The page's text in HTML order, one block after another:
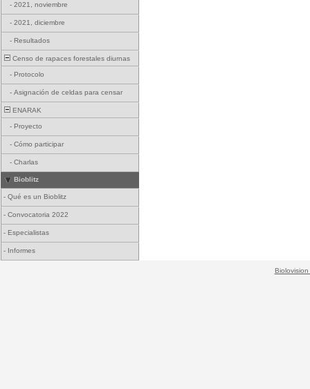
- 2021, noviembre
- 2021, diciembre
- Resultados
Censo de rapaces forestales diurnas
- Protocolo
- Asignación de celdas para censar
ENARAK
- Proyecto
- Cómo participar
- Charlas
Bioblitz
- Qué es un Bioblitz
- Convocatoria 2022
- Especialistas
- Informes
Biolovision